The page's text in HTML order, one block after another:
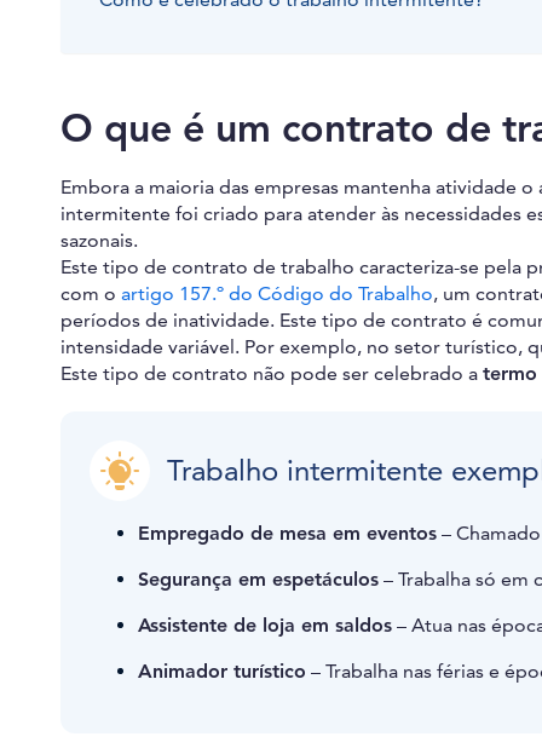
O que é um contrato de
Embora a maioria das empresas mantenha atividade
intermitente foi criado para atender às necessidades
sazonais.
Este tipo de contrato de trabalho caracteriza-se pela
com o artigo 157.º do Código do Trabalho, um
períodos de inatividade. Este tipo de contrato é
intensidade variável. Por exemplo, no setor turístico,
Este tipo de contrato não pode ser celebrado a termo
Trabalho intermitente
Empregado de mesa em eventos –
Segurança em espetáculos – Trabalha só
Assistente de loja em saldos – Atua nas
Animador turístico – Trabalha nas férias e